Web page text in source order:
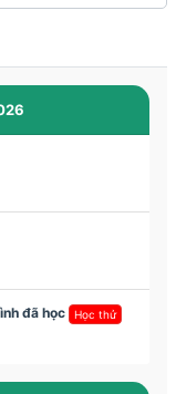
đã học Học thử